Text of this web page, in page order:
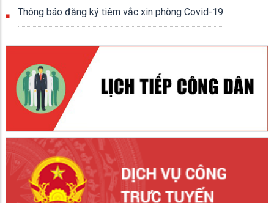
Thông báo đăng ký tiêm vắc xin phòng Covid-19